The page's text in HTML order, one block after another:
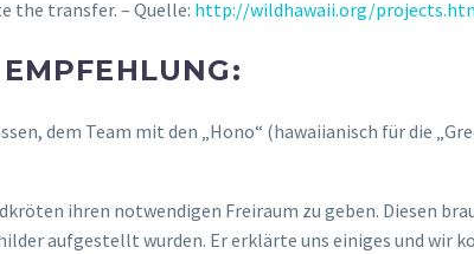
the transfer. – Quelle: http://wildhawaii.org/
dem Team mit den „Hono“ (hawaiianisch für die
ihren notwendigen Freiraum zu geben. Diesen
aufgestellt wurden. Er erklärte uns einiges und wir